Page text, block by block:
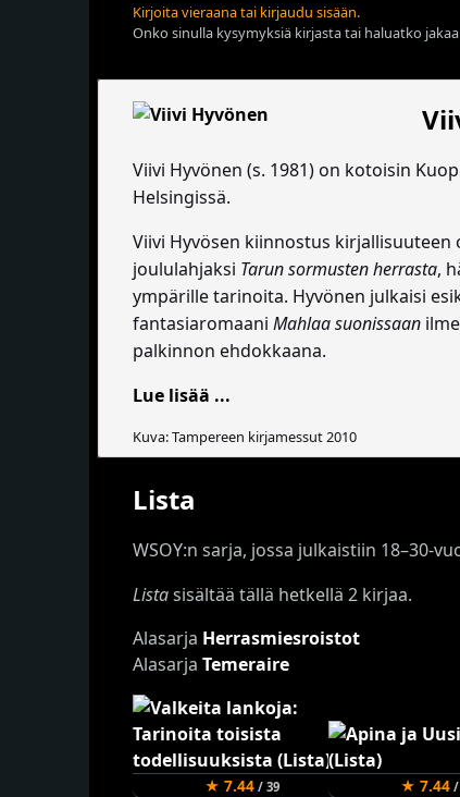
Kirjoita vieraana tai kirjaudu sisään.
Onko sinulla kysymyksiä kirjasta tai haluatko
Viivi Hyvönen (s. 1981) on kotoisin
Helsingissä.
Viivi Hyvösen kiinnostus
joululahjaksi Tarun sormusten herrasta,
ympärille tarinoita. Hyvönen julkaisi
fantasiaromaani Mahlaa suonissaan
palkinnon ehdokkaana.
Lue lisää ...
Kuva: Tampereen kirjamessut 2010
Lista
WSOY:n sarja, jossa julkaistiin 18–30-
Listasisältää tällä hetkellä 2 kirjaa.
Alasarja Herrasmiesroistot
Alasarja Temeraire
★ 7.44/ 39 ★ 7.44/